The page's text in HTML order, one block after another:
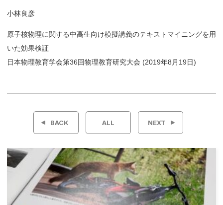
小林良彦
原子核物理に関する中高生向け模擬講義のテキストマイニングを用
いた効果検証
日本物理教育学会第36回物理教育研究大会 (2019年8月19日)
投
ビ
ー
BACK ALL NEXT